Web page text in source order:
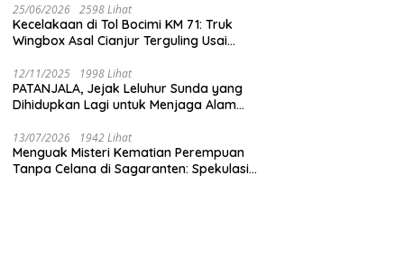
25/06/2026 2598 Lihat
Kecelakaan di Tol Bocimi KM 71: Truk
Wingbox Asal Cianjur Terguling Usai
RS Sekarwangi
12/11/2025 1998 Lihat
PATANJALA, Jejak Leluhur Sunda yang
Dihidupkan Lagi untuk Menjaga Alam
13/07/2026 1942 Lihat
Menguak Misteri Kematian Perempuan
Tanpa Celana di Sagaranten: Spekulasi